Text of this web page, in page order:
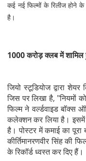
कई नई फिल्मों के रिलीज होने
है।
1000 करोड़ क्लब में शामिल
जियो स्टूडियोज द्वारा
जिस पर लिखा है, "नियमों
फिल्म ने वर्ल्डवाइड
कलेक्शन कर लिया है। इसमें
है। पोस्टर में कमाई का
कीर्तिमानरणवीर सिंह की
के रिकॉर्ड ध्वस्त कर दिए हैं।